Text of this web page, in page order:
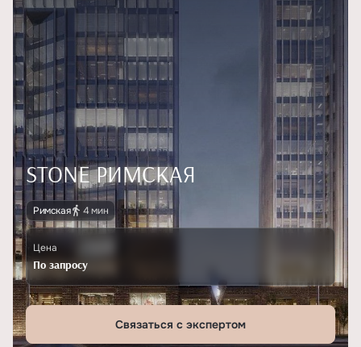
STONE РИМСКАЯ
Римская 4 мин
Цена
По запросу
Связаться с экспертом